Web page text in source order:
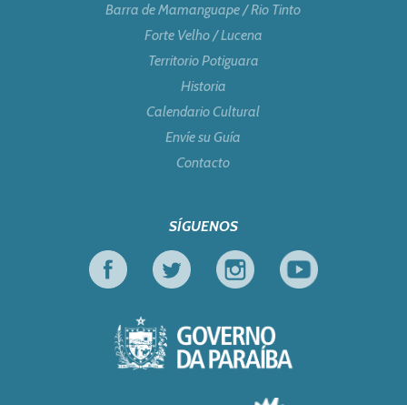
Barra de Mamanguape / Rio Tinto
Forte Velho / Lucena
Territorio Potiguara
Historia
Calendario Cultural
Envíe su Guía
Contacto
SÍGUENOS
Facebook
Twitter Instagram